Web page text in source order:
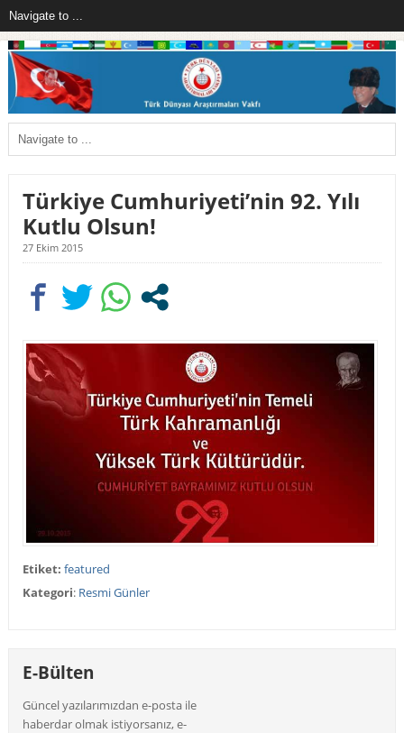
Türkiye Cumhuriyeti’nin 92. Yılı
Kutlu Olsun!
27 Ekim 2015
Etiket: featured
Kategori: Resmi Günler
E-Bülten
Güncel yazılarımızdan e-posta ile
haberdar olmak istiyorsanız, e-